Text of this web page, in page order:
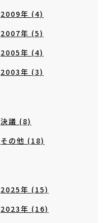
2009年 (4)
2007年 (5)
2005年 (4)
2003年 (3)
決議 (8)
その他 (18)
2025年 (15)
2023年 (16)